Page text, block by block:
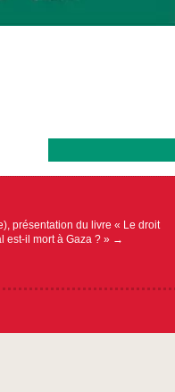
présentation du livre « Le droit
est-il mort à Gaza ? » →